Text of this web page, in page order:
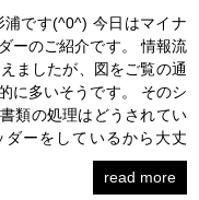
です(^0^) 今日はマイナ
ーのご紹介です。 情報流
ましたが、図をご覧の通
に多いそうです。 そのシ
類の処理はどうされてい
ーをしているから大丈
read more